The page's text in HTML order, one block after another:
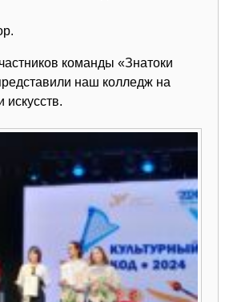
команды «Знатоки
наш колледж на